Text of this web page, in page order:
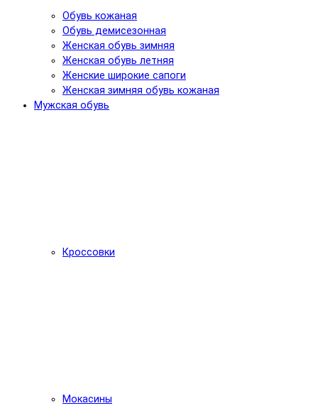
Обувь кожаная
Обувь демисезонная
Женская обувь зимняя
Женская обувь летняя
Женские широкие сапоги
Женская зимняя обувь кожаная
Мужская обувь
Кроссовки
Мокасины